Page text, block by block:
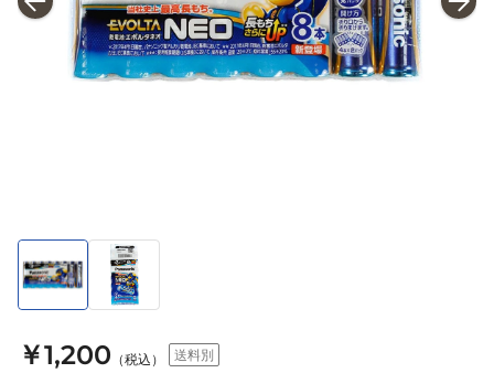
￥1,200 （税込） 送料別